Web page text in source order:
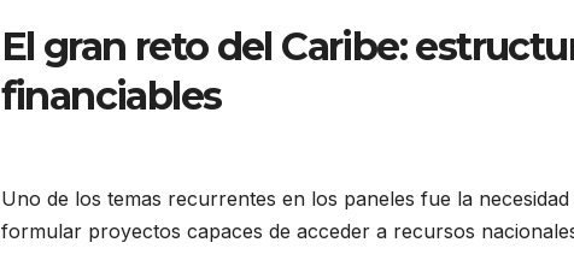
El gran reto del Caribe:
financiables
Uno de los temas recurrentes en los paneles fue la
formular proyectos capaces de acceder a recursos